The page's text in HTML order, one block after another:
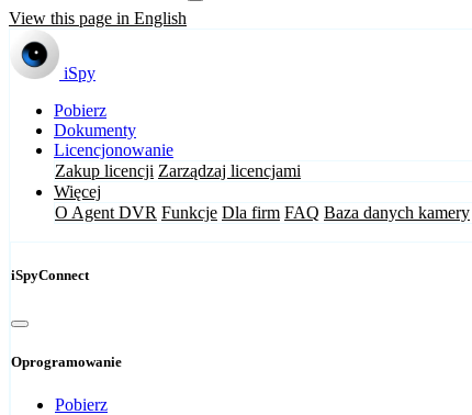
View this page in English
iSpy
Pobierz
Dokumenty
Licencjonowanie
Zakup licencji Zarządzaj licencjami
Więcej
O Agent DVR Funkcje Dla firm FAQ Baza danych kamery
iSpyConnect
Oprogramowanie
Pobierz